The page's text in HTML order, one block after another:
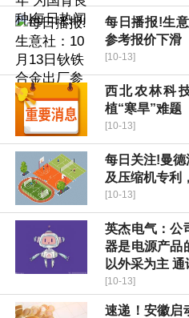
每日播报!生
参考报价下滑
[10-13]
西北农林科
植“寒旱”难题
[10-13]
每日关注!曼
及压缩机专利
[10-13]
英杰电气：公
器是电源产品
以外采为主 通
[10-13]
速递！安徽启